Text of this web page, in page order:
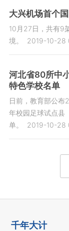
大兴机场首个
10月27日，共有9
境。
2019-10-28
河北省80所中
特色学校名单
日前，教育部公布
年校园足球试点县
单。
2019-10-28
千年大计